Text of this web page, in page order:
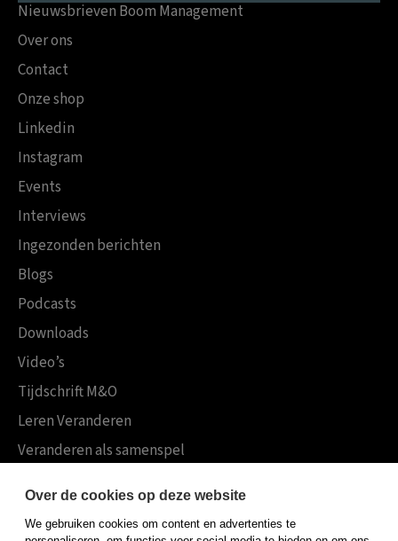
Nieuwsbrieven Boom Management
Over ons
Contact
Onze shop
Linkedin
Instagram
Events
Interviews
Ingezonden berichten
Blogs
Podcasts
Downloads
Video’s
Tijdschrift M&O
Leren Veranderen
Veranderen als samenspel
Koninklijke Boom uitgevers
Over de cookies op deze website
We gebruiken cookies om content en advertenties te